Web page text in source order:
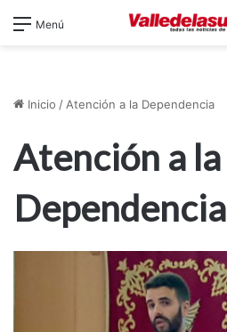
Menú
Inicio / Atención a la Dependencia
Atención a la
Dependencia